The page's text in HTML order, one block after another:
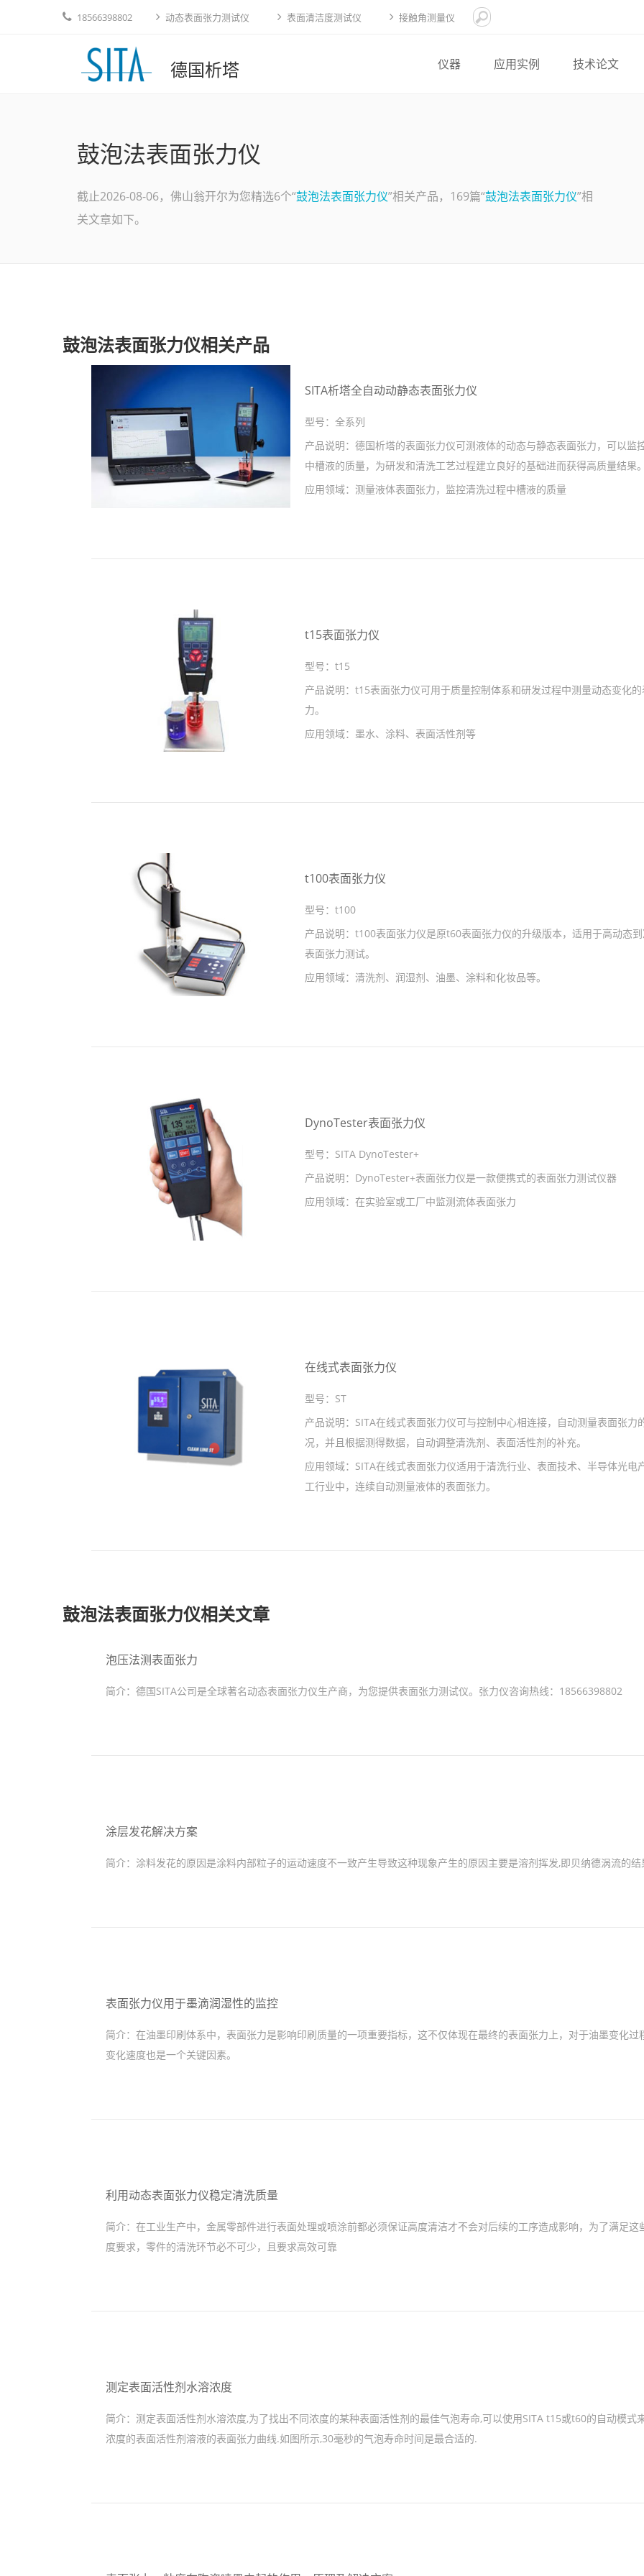
18566398802 动态表面张力测试仪 表面清洁度测试仪 接触角测量仪
德国析塔 仪器 应用实例 技术论文
鼓泡法表面张力仪
截止2026-08-06，佛山翁开尔为您精选6个“鼓泡法表面张力仪”相关产品，169篇“鼓泡法表面张力仪”相
关文章如下。
鼓泡法表面张力仪相关产品
SITA析塔全自动动静态表面张力仪
型号：全系列
产品说明：德国析塔的表面张力仪可测液体的动态与静态表面张力，可以监
中槽液的质量，为研发和清洗工艺过程建立良好的基础进而获得高质量结果
应用领域： 测量液体表面张力，监控清洗过程中槽液的质量
t15表面张力仪
型号：t15
产品说明：t15表面张力仪可用于质量控制体系和研发过程中测量动态变化
力。
应用领域： 墨水、涂料、表面活性剂等
t100表面张力仪
型号：t100
产品说明：t100表面张力仪是原t60表面张力仪的升级版本，适用于高动态
表面张力测试。
应用领域： 清洗剂、润湿剂、油墨、涂料和化妆品等。
DynoTester表面张力仪
型号： SITA DynoTester+
产品说明： DynoTester+表面张力仪是一款便携式的表面张力测试仪器
应用领域：在实验室或工厂中监测流体表面张力
在线式表面张力仪
型号： ST
产品说明： SITA在线式表面张力仪可与控制中心相连接，自动测量表面张力
况，并且根据测得数据，自动调整清洗剂、表面活性剂的补充。
应用领域： SITA在线式表面张力仪适用于清洗行业、表面技术、半导体光电
工行业中，连续自动测量液体的表面张力。
鼓泡法表面张力仪相关文章
泡压法测表面张力
简介： 德国SITA公司是全球著名动态表面张力仪生产商，为您提供表面张力测试仪。张力仪咨询热线：18566398802
涂层发花解决方案
简介： 涂料发花的原因是涂料内部粒子的运动速度不一致产生导致这种现象产生的原因主要是溶剂挥发,即贝纳德涡流的结
表面张力仪用于墨滴润湿性的监控
简介： 在油墨印刷体系中，表面张力是影响印刷质量的一项重要指标，这不仅体现在最终的表面张力上，对于油墨变化过
变化速度也是一个关键因素。
利用动态表面张力仪稳定清洗质量
简介： 在工业生产中，金属零部件进行表面处理或喷涂前都必须保证高度清洁才不会对后续的工序造成影响，为了满足这
度要求，零件的清洗环节必不可少，且要求高效可靠
测定表面活性剂水溶浓度
简介： 测定表面活性剂水溶浓度,为了找出不同浓度的某种表面活性剂的最佳气泡寿命,可以使用SITA t15或t60的自动模式
浓度的表面活性剂溶液的表面张力曲线.如图所示,30毫秒的气泡寿命时间是最合适的.